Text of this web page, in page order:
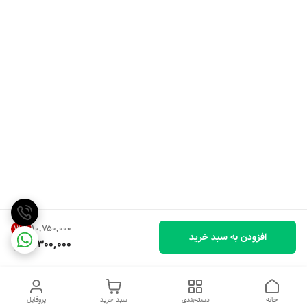
۱۰٬۷۵۰٬۰۰۰ 13%
9,300,000 افزودن به سبد خرید
پروفایل سبد خرید دسته‌بندی خانه